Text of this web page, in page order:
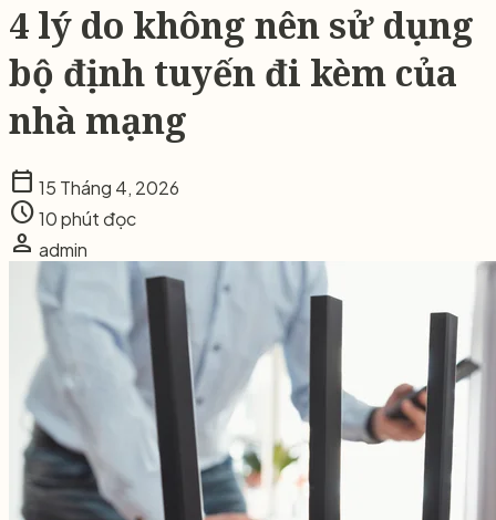
4 lý do không nên sử dụng
bộ định tuyến đi kèm của
nhà mạng
calendar_today 15 Tháng 4, 2026
schedule10 phút đọc
person admin